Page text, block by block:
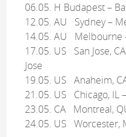
06.05. H Budapest –
12.05. AU Sydney –
14.05. AU Melbourne
17.05. US San Jose,
Jose
19.05. US Anaheim,
21.05. US Chicago, IL
23.05. CA Montreal,
24.05. US Worcester,